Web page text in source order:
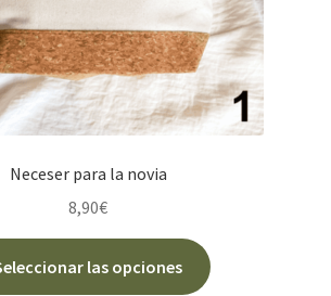
de
producto
Neceser para la novia
8,90€
las opciones
producto